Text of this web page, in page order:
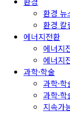
환경 뉴
환경 칼
에너지전환
에너지
에너지
과학·학술
과학·
과학·학
지속가